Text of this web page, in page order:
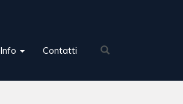
Info Contatti